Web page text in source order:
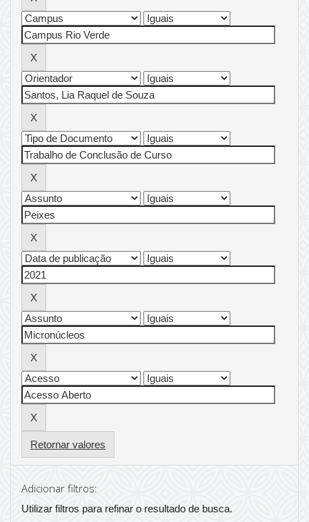
Retornar valores
Adicionar filtros:
Utilizar filtros para refinar o resultado de busca.